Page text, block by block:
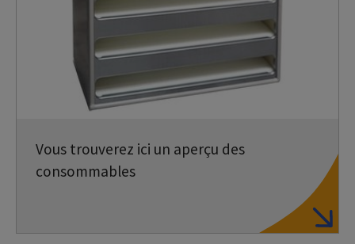
Vous trouverez ici un aperçu des
consommables